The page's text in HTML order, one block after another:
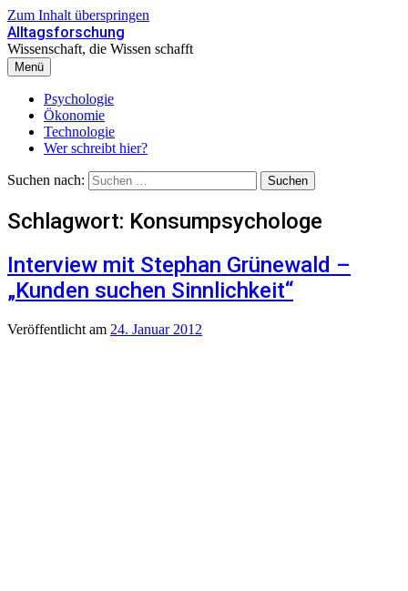
Zum Inhalt überspringen
Alltagsforschung
Wissenschaft, die Wissen schafft
Menü
Psychologie
Ökonomie
Technologie
Wer schreibt hier?
Suchen nach:
Schlagwort: Konsumpsychologe
Interview mit Stephan Grünewald –
„Kunden suchen Sinnlichkeit“
Veröffentlicht am 24. Januar 2012